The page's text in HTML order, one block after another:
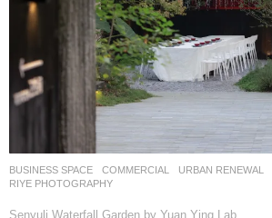
BUSINESS SPACE ,COMMERCIAL ,URBAN RENEWAL
RIYE PHOTOGRAPHY
Senyuli Waterfall Garden by Yuan Ying Lab